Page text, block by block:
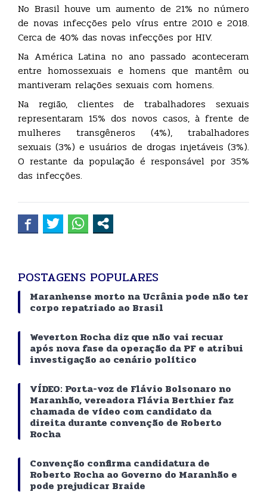
No Brasil houve um aumento de 21% no número
de novas infecções pelo vírus entre 2010 e 2018.
Cerca de 40% das novas infecções por HIV.
Na América Latina no ano passado aconteceram
entre homossexuais e homens que mantêm ou
mantiveram relações sexuais com homens.
Na região, clientes de trabalhadores sexuais
representaram 15% dos novos casos, à frente de
mulheres transgêneros (4%), trabalhadores
sexuais (3%) e usuários de drogas injetáveis (3%).
O restante da população é responsável por 35%
das infecções.
POSTAGENS POPULARES
Maranhense morto na Ucrânia pode não ter
corpo repatriado ao Brasil
Weverton Rocha diz que não vai recuar
após nova fase da operação da PF e atribui
investigação ao cenário político
VÍDEO: Porta-voz de Flávio Bolsonaro no
Maranhão, vereadora Flávia Berthier faz
chamada de vídeo com candidato da
direita durante convenção de Roberto
Rocha
Convenção confirma candidatura de
Roberto Rocha ao Governo do Maranhão e
pode prejudicar Braide